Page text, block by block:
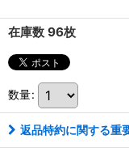
在庫数 96枚
数量:
返品特約に関する重